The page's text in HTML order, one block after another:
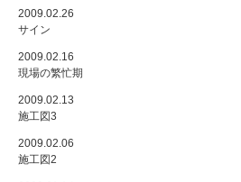
2009.02.26
サイン
2009.02.16
現場の繁忙期
2009.02.13
施工図3
2009.02.06
施工図2